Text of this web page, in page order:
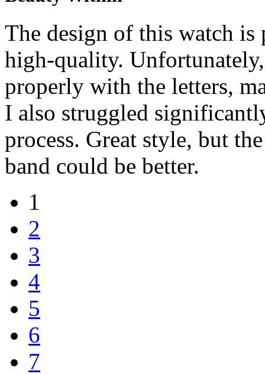
The design of this watch
high-quality.
properly with the letters,
I also struggled
process. Great style, but
band could be better.
1
2
3
4
5
6
7